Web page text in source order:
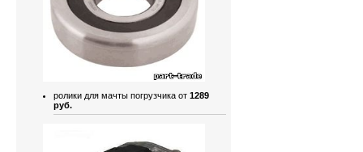
ролики для мачты погрузчика от 1289
руб.